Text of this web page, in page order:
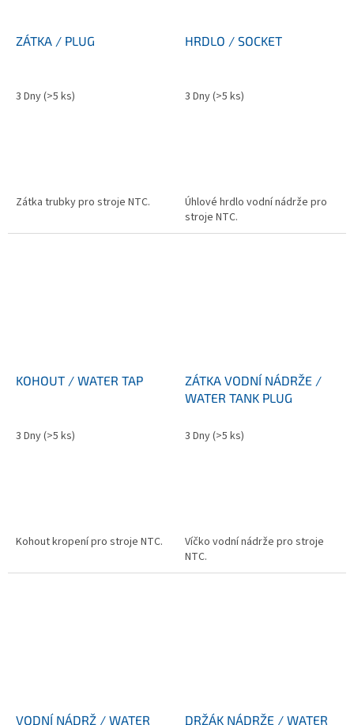
ZÁTKA / PLUG
3 Dny(>5 ks)
Zátka trubky pro stroje NTC.
HRDLO / SOCKET
3 Dny(>5 ks)
Úhlové hrdlo vodní nádrže pro
stroje NTC.
KOHOUT / WATER TAP
3 Dny(>5 ks)
Kohout kropení pro stroje NTC.
ZÁTKA VODNÍ NÁDRŽE /
WATER TANK PLUG
3 Dny(>5 ks)
Víčko vodní nádrže pro stroje
NTC.
VODNÍ NÁDRŽ / WATER
DRŽÁK NÁDRŽE / WATER